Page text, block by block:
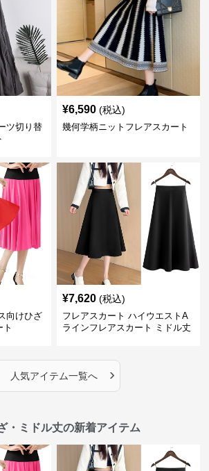
ツ切り替
¥6,590 (税込)
幾何学柄ニットフレアスカート
向けひざ
ト
¥7,620 (税込)
フレアスカート ハイウエストA
ラインフレアスカート ミドル丈
人気アイテム一覧へ ›
・ミドル丈の新着アイテム